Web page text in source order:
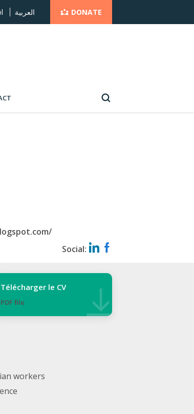
العربية DONATE
Social:
Télécharger le CV
PDF ﬁle
workers